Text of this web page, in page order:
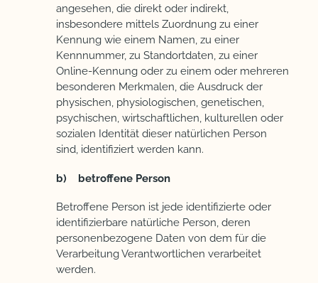
angesehen, die direkt oder indirekt,
insbesondere mittels Zuordnung zu einer
Kennung wie einem Namen, zu einer
Kennnummer, zu Standortdaten, zu einer
Online-Kennung oder zu einem oder mehreren
besonderen Merkmalen, die Ausdruck der
physischen, physiologischen, genetischen,
psychischen, wirtschaftlichen, kulturellen oder
sozialen Identität dieser natürlichen Person
sind, identifiziert werden kann.
b) betroffene Person
Betroffene Person ist jede identifizierte oder
identifizierbare natürliche Person, deren
personenbezogene Daten von dem für die
Verarbeitung Verantwortlichen verarbeitet
werden.